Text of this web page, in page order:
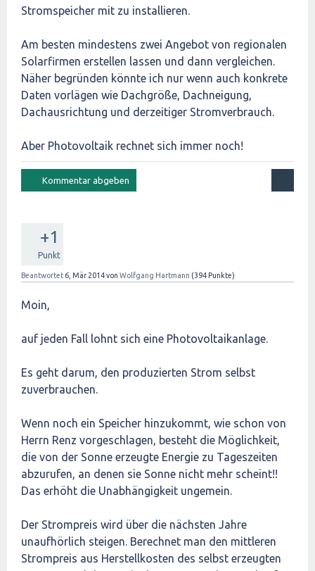
Stromspeicher mit zu installieren.
Am besten mindestens zwei Angebot von regionalen
Solarfirmen erstellen lassen und dann vergleichen.
Näher begründen könnte ich nur wenn auch konkrete
Daten vorlägen wie Dachgröße, Dachneigung,
Dachausrichtung und derzeitiger Stromverbrauch.
Aber Photovoltaik rechnet sich immer noch!
+1
Punkt
Beantwortet 6, Mär 2014von Wolfgang Hartmann (394 Punkte)
Moin,
auf jeden Fall lohnt sich eine Photovoltaikanlage.
Es geht darum, den produzierten Strom selbst
zuverbrauchen.
Wenn noch ein Speicher hinzukommt, wie schon von
Herrn Renz vorgeschlagen, besteht die Möglichkeit,
die von der Sonne erzeugte Energie zu Tageszeiten
abzurufen, an denen sie Sonne nicht mehr scheint!!
Das erhöht die Unabhängigkeit ungemein.
Der Strompreis wird über die nächsten Jahre
unaufhörlich steigen. Berechnet man den mittleren
Strompreis aus Herstellkosten des selbst erzeugten